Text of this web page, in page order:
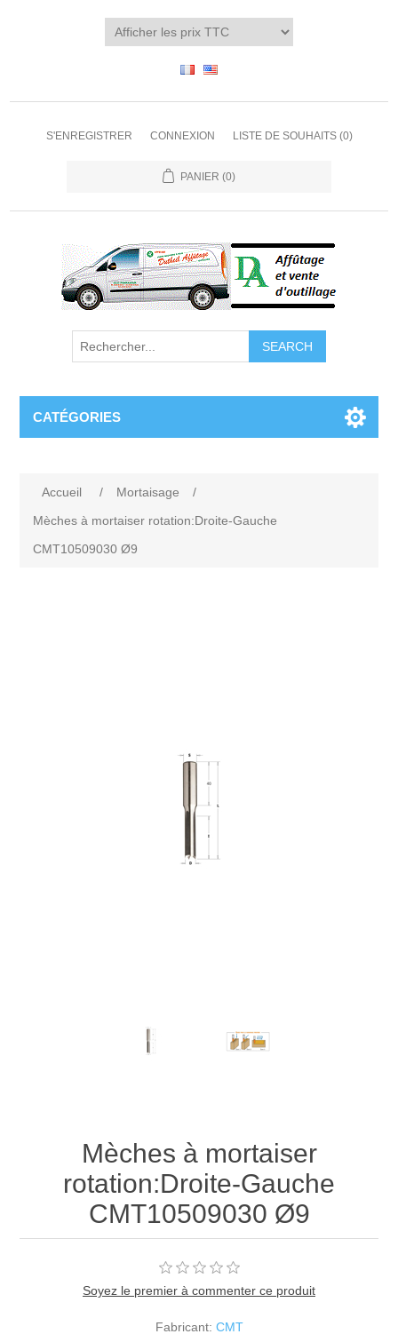
S'ENREGISTRER CONNEXION LISTE DE SOUHAITS (0)
PANIER (0)
CATÉGORIES
Accueil / Mortaisage
/
Mèches à mortaiser rotation:Droite-Gauche
CMT10509030 Ø9
Mèches à mortaiser
rotation:Droite-Gauche
CMT10509030 Ø9
Soyez le premier à commenter ce produit
Fabricant: CMT